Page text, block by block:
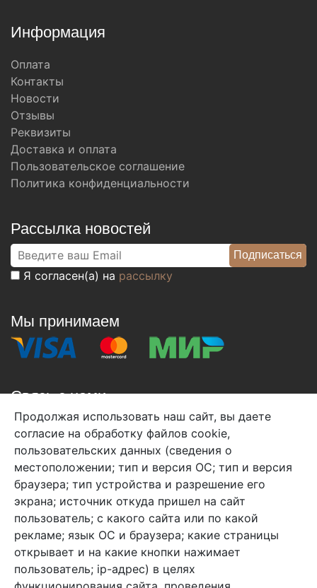
Информация
Оплата
Контакты
Новости
Отзывы
Реквизиты
Доставка и оплата
Пользовательское соглашение
Политика конфиденциальности
Рассылка новостей
Я согласен(а) на рассылку
Мы принимаем
Связь с нами
+7 (495) 933-38-08
info@arben-textile.ru- оптовые продажи
Арбен текстиль г. Щелково, пер.
1-й Советский д.25, владение 2.
Продолжая использовать наш сайт, вы даете
согласие на обработку файлов cookie,
пользовательских данных (сведения о
местоположении; тип и версия ОС; тип и версия
браузера; тип устройства и разрешение его
экрана; источник откуда пришел на сайт
пользователь; с какого сайта или по какой
рекламе; язык ОС и браузера; какие страницы
открывает и на какие кнопки нажимает
пользователь; ip-адрес) в целях